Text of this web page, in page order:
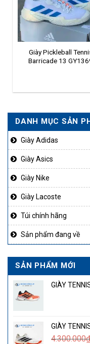
Giày Pickleball
Barricade 13
DANH MỤC SẢN
Giày Adidas
Giày Asics
Giày Nike
Giày Lacoste
Túi chính hãng
Sản phẩm đang về
SẢN PHẨM MỚI
GIÀY
GIÀY
4.300.000₫